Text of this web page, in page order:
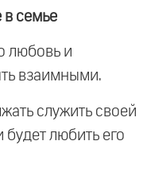
семье
любовь и
взаимными.
служить своей
любить его